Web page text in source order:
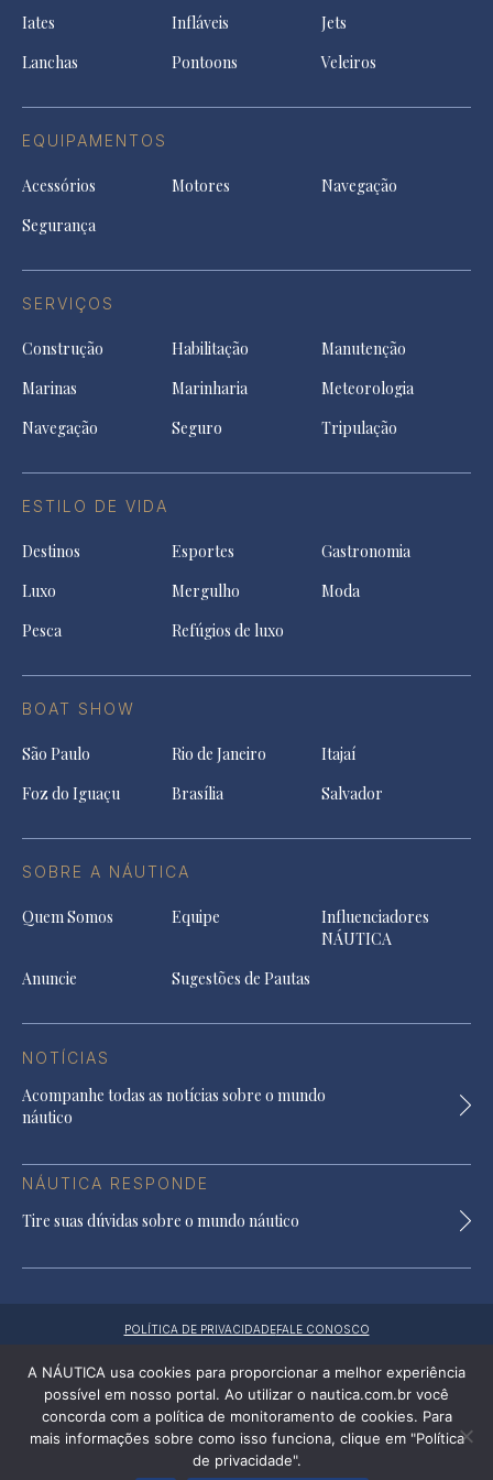
Iates Infláveis
Jets
Lanchas
Pontoons Veleiros
EQUIPAMENTOS
Acessórios Motores
Navegação
Segurança
SERVIÇOS
Construção Habilitação
Manutenção
Marinas
Marinharia
Meteorologia
Navegação
Seguro Tripulação
ESTILO DE VIDA
Destinos Esportes
Gastronomia
Luxo
Mergulho
Moda
Pesca
Refúgios de luxo
BOAT SHOW
São Paulo Rio de Janeiro
Itajaí
Foz do Iguaçu
Brasília Salvador
SOBRE A NÁUTICA
Quem Somos Equipe
Influenciadores
NÁUTICA
Anuncie
Sugestões de Pautas
NOTÍCIAS
Acompanhe todas as notícias sobre o mundo
náutico
NÁUTICA RESPONDE
Tire suas dúvidas sobre o mundo náutico
POLÍTICA DE PRIVACIDADEFALE CONOSCO
A NÁUTICA usa cookies para proporcionar a melhor experiência
possível em nosso portal. Ao utilizar o nautica.com.br você
concorda com a política de monitoramento de cookies. Para
mais informações sobre como isso funciona, clique em "Política
de privacidade".